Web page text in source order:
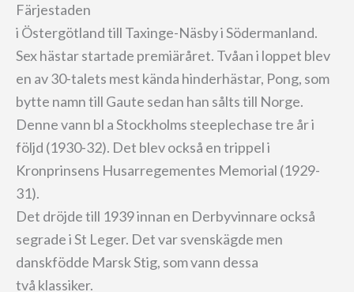
Färjestaden
i Östergötland till Taxinge-Näsby i Södermanland.
Sex hästar startade premiäråret. Tvåan i loppet blev
en av 30-talets mest kända hinderhästar, Pong, som
bytte namn till Gaute sedan han sålts till Norge.
Denne vann bl a Stockholms steeplechase tre år i
följd (1930-32). Det blev också en trippel i
Kronprinsens Husarregementes Memorial (1929-
31).
Det dröjde till 1939 innan en Derbyvinnare också
segrade i St Leger. Det var svenskägde men
danskfödde Marsk Stig, som vann dessa
två klassiker.